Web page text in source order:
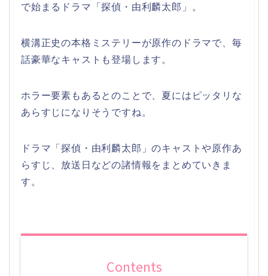
で始まるドラマ「探偵・由利麟太郎」。
横溝正史の本格ミステリーが原作のドラマで、毎
話豪華なキャストも登場します。
ホラー要素もあるとのことで、夏にはピッタリな
あらすじになりそうですね。
ドラマ「探偵・由利麟太郎」のキャストや原作あ
らすじ、放送日などの諸情報をまとめていきま
す。
Contents